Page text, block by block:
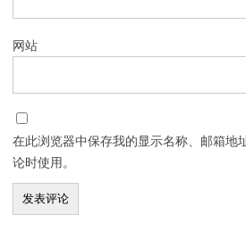
网站
在此浏览器中保存我的显示名称、邮箱地
论时使用。